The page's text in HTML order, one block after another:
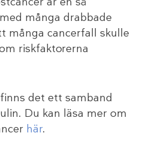
många drabbade
många cancerfall skulle
riskfaktorerna
det ett samband
Du kan läsa mer om
här.